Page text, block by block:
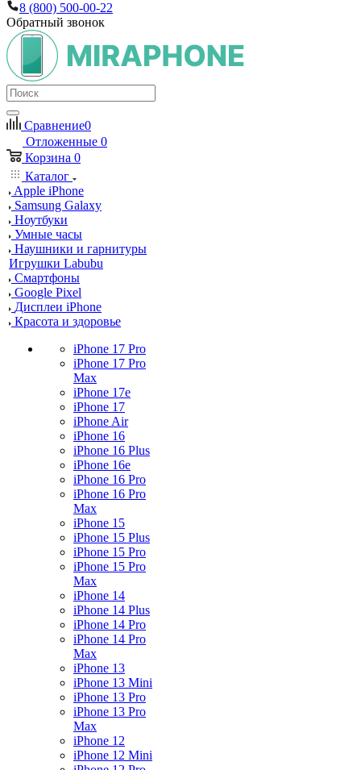
8 (800) 500-00-22
Обратный звонок
Сравнение0
Отложенные 0
Корзина 0
Каталог
Apple iPhone
Samsung Galaxy
Ноутбуки
Умные часы
Наушники и гарнитуры
Игрушки Labubu
Смартфоны
Google Pixel
Дисплеи iPhone
Красота и здоровье
iPhone 17 Pro
iPhone 17 Pro
Max
iPhone 17e
iPhone 17
iPhone Air
iPhone 16
iPhone 16 Plus
iPhone 16e
iPhone 16 Pro
iPhone 16 Pro
Max
iPhone 15
iPhone 15 Plus
iPhone 15 Pro
iPhone 15 Pro
Max
iPhone 14
iPhone 14 Plus
iPhone 14 Pro
iPhone 14 Pro
Max
iPhone 13
iPhone 13 Mini
iPhone 13 Pro
iPhone 13 Pro
Max
iPhone 12
iPhone 12 Mini